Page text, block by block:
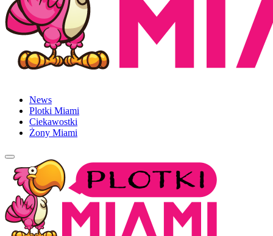
News
Plotki Miami
Ciekawostki
Żony Miami